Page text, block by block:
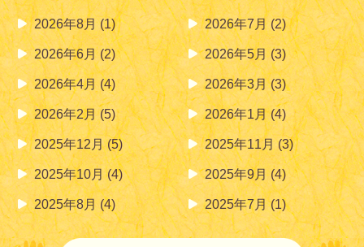
2026年8月(1) 2026年7月(2)
2026年6月(2) 2026年5月(3)
2026年4月(4) 2026年3月(3)
2026年2月(5) 2026年1月(4)
2025年12月(5) 2025年11月(3)
2025年10月(4) 2025年9月(4)
2025年8月(4) 2025年7月(1)